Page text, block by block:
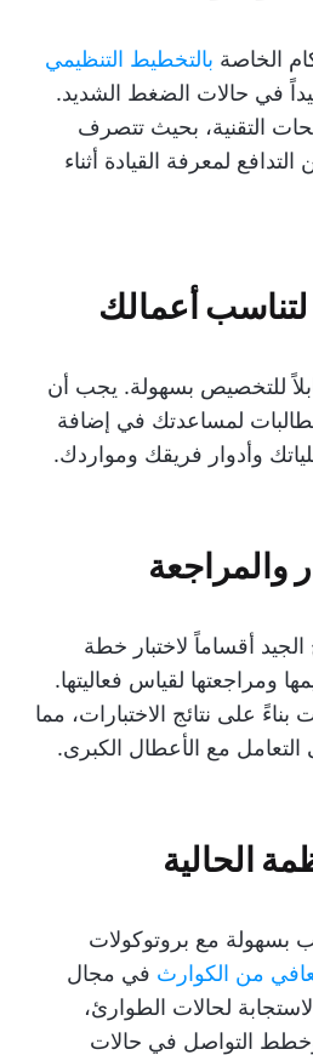
الخاصة بالتخطيط التنظيمي
في حالات الضغط الشديد.
التقنية، بحيث تتصرف
لمعرفة القيادة أثناء
أعمالك
للتخصيص بسهولة. يجب أن
لمساعدتك في إضافة
وأدوار فريقك ومواردك.
والمراجعة
أقساماً لاختبار خطة
ومراجعتها لقياس فعاليتها.
على نتائج الاختبارات، مما
مع الأعطال الكبرى.
الحالية
بسهولة مع بروتوكولات
من الكوارث في مجال
لحالات الطوارئ،
التواصل في حالات